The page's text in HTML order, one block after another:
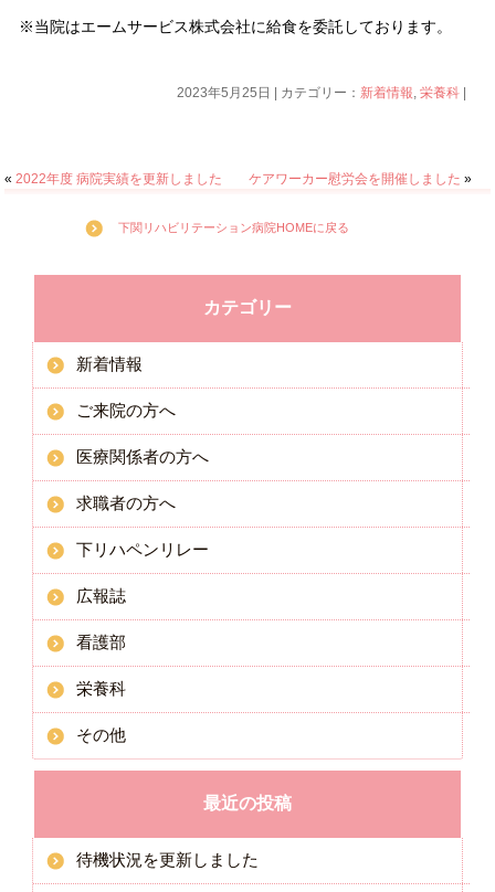
※当院はエームサービス株式会社に給食を委託しております。
2023年5月25日 | カテゴリー： 新着情報,栄養科
«2022年度 病院実績を更新しました ケアワーカー慰労会を開催しました »
下関リハビリテーション病院HOMEに戻る
カテゴリー
新着情報
ご来院の方へ
医療関係者の方へ
求職者の方へ
下リハペンリレー
広報誌
看護部
栄養科
その他
最近の投稿
待機状況を更新しました